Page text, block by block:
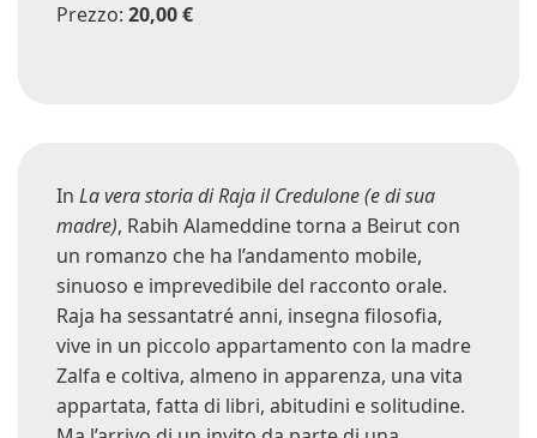
Prezzo: 20,00 €
In La vera storia di Raja il Credulone (e di sua
madre), Rabih Alameddine torna a Beirut con
un romanzo che ha l’andamento mobile,
sinuoso e imprevedibile del racconto orale.
Raja ha sessantatré anni, insegna filosofia,
vive in un piccolo appartamento con la madre
Zalfa e coltiva, almeno in apparenza, una vita
appartata, fatta di libri, abitudini e solitudine.